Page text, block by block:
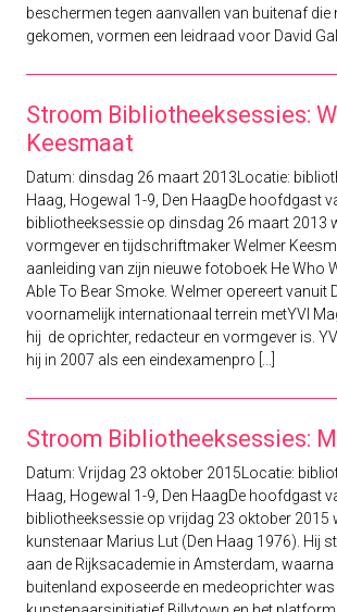
beschermen tegen aanvallen van buitenaf die
gekomen, vormen een leidraad voor David Gal
Stroom Bibliotheeksessies:
Keesmaat
Datum: dinsdag 26 maart 2013Locatie:
Haag, Hogewal 1-9, Den HaagDe hoofdgast
bibliotheeksessie op dinsdag 26 maart 2013
vormgever en tijdschriftmaker Welmer
aanleiding van zijn nieuwe fotoboek He Who
Able To Bear Smoke. Welmer opereert vanuit
voornamelijk internationaal terrein metYVI
hij de oprichter, redacteur en vormgever is.
hij in 2007 als een eindexamenpro [...]
Stroom Bibliotheeksessies:
Datum: Vrijdag 23 oktober 2015Locatie:
Haag, Hogewal 1-9, Den HaagDe hoofdgast
bibliotheeksessie op vrijdag 23 oktober 2015
kunstenaar Marius Lut (Den Haag 1976). Hij
aan de Rijksacademie in Amsterdam, waarna
buitenland exposeerde en medeoprichter was